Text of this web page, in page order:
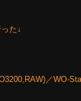
た↓
／WO-